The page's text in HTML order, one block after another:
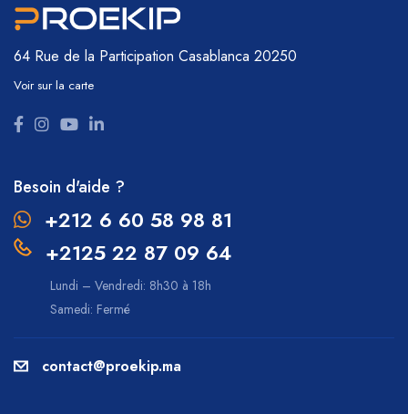
64 Rue de la Participation Casablanca 20250
Voir sur la carte
Besoin d'aide ?
+212 6 60 58 98 81
+2125 22 87 09 64
Lundi – Vendredi: 8h30 à 18h
Samedi: Fermé
contact@proekip.ma